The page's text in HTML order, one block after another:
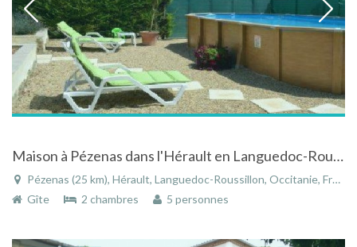
Maison à Pézenas dans l'Hérault en Languedoc-Roussillon avec piscine
Pézenas (25 km), Hérault, Languedoc-Roussillon, Occitanie, France
Gîte
2 chambres 5 personnes